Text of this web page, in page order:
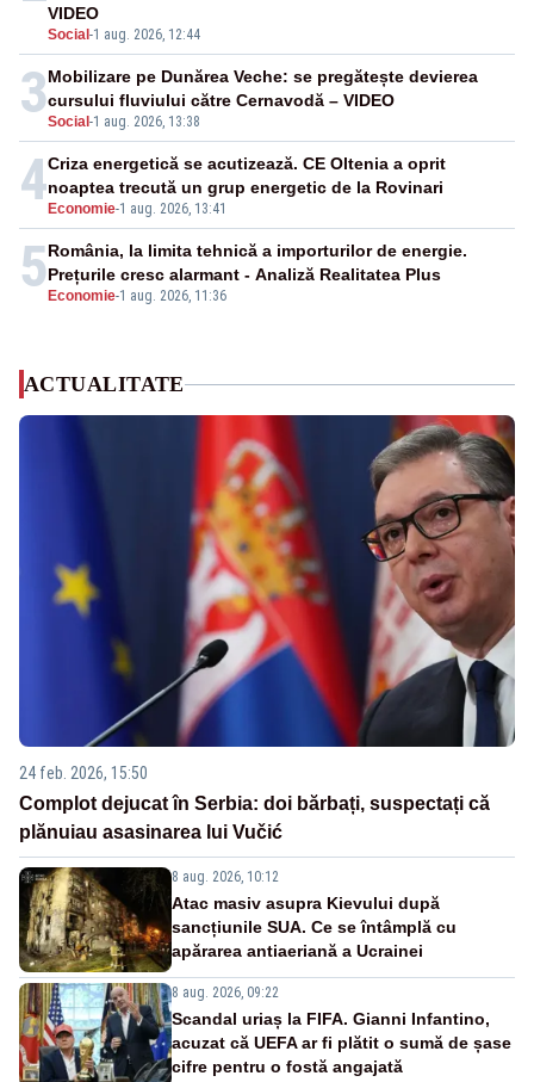
Social -1 aug. 2026, 12:44
VIDEO
3Social -1 aug. 2026, 13:38
Mobilizare pe Dunărea Veche: se pregătește devierea
cursului fluviului către Cernavodă – VIDEO
4 Economie-1 aug. 2026, 13:41
Criza energetică se acutizează. CE Oltenia a oprit
noaptea trecută un grup energetic de la Rovinari
5 Economie-1 aug. 2026, 11:36
România, la limita tehnică a importurilor de energie.
Prețurile cresc alarmant - Analiză Realitatea Plus
ACTUALITATE
24 feb. 2026, 15:50
Complot dejucat în Serbia: doi bărbați, suspectați că
plănuiau asasinarea lui Vučić
8 aug. 2026, 10:12
Atac masiv asupra Kievului după
sancțiunile SUA. Ce se întâmplă cu
apărarea antiaeriană a Ucrainei
8 aug. 2026, 09:22
Scandal uriaș la FIFA. Gianni Infantino,
acuzat că UEFA ar fi plătit o sumă de șase
cifre pentru o fostă angajată